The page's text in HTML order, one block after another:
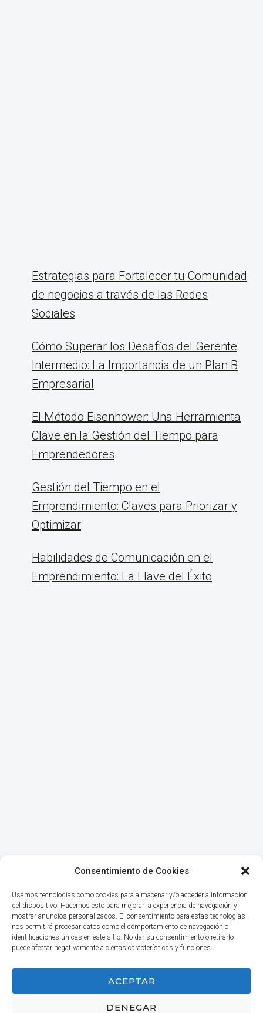
Consentimiento de Cookies
Usamos tecnologías como cookies para almacenar y/o acceder a información
del dispositivo. Hacemos esto para mejorar la experiencia de navegación y
mostrar anuncios personalizados. El consentimiento para estas tecnologías
nos permitirá procesar datos como el comportamiento de navegación o
identificaciones únicas en este sitio. No dar su consentimiento o retirarlo
puede afectar negativamente a ciertas características y funciones.
ACEPTAR
DENEGAR
Estrategias para Fortalecer tu Comunidad
de negocios a través de las Redes
Sociales
Cómo Superar los Desafíos del Gerente
Intermedio: La Importancia de un Plan B
Empresarial
El Método Eisenhower: Una Herramienta
Clave en la Gestión del Tiempo para
Emprendedores
Gestión del Tiempo en el
Emprendimiento: Claves para Priorizar y
Optimizar
Habilidades de Comunicación en el
Emprendimiento: La Llave del Éxito
INICIO
© 2026 Haga Negocios